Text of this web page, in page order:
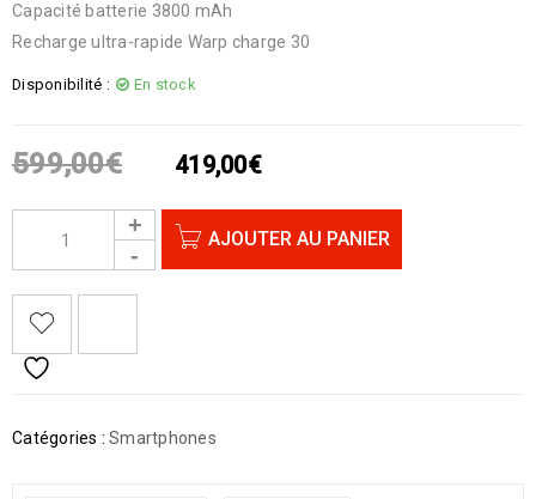
Capacité batterie 3800 mAh
Recharge ultra-rapide Warp charge 30
Disponibilité : En stock
599,00€ 419,00€
AJOUTER AU PANIER
Catégories : Smartphones